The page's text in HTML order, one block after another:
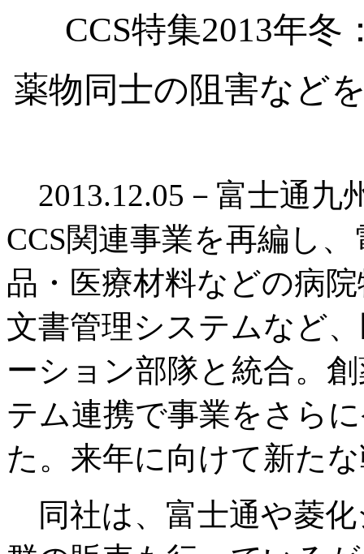
CCS特集2013年
薬物同士の阻害など
2013.12.05－富士通九
CCS関連事業を再編し
品・医療材料などの病
文書管理システムなど
ーション部隊と統合。
テム連携で事業をさら
た。来年に向けて新た
同社は、富士通や菱化